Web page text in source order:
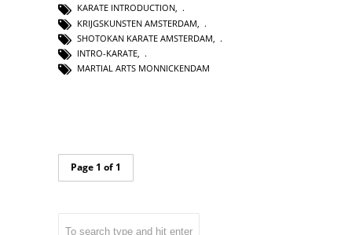
KARATE INTRODUCTION,
KRIJGSKUNSTEN AMSTERDAM
SHOTOKAN KARATE AMSTERDAM
INTRO-KARATE
MARTIAL ARTS MONNICKENDAM
Page 1 of 1